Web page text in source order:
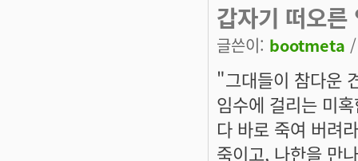
갑자기 떠오른
글쓴이: bootmeta
"그대들이 참다운
임수에 걸리는 미
다 바로 죽여 버려
죽이고, 나한을 만